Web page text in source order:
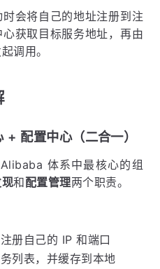
会将自己的地址注册到注
获取目标服务地址，再由
调用。
配置中心（二合一）
体系中最核心的组
和配置管理两个职责。
册自己的 IP 和端口
列表，并缓存到本地